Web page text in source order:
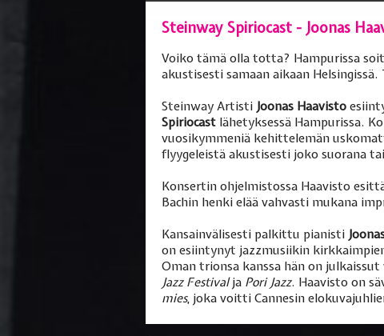
Steinway Spiriocast - Joonas
Voiko tämä olla totta? Hampurissa
akustisesti samaan aikaan
Steinway Artisti Joonas Haavisto
Spiriocast lähetyksessä Hampurissa.
vuosikymmeniä kehittelemän
flyygeleistä akustisesti joko suorana
Konsertin ohjelmistossa Haavisto
Bachin henki elää vahvasti mukana
Kansainvälisesti palkittu pianisti
on esiintynyt jazzmusiikin
Oman trionsa kanssa hän on
Jazz Festivalja Pori Jazz. Haavisto on
mies, joka voitti Cannesin